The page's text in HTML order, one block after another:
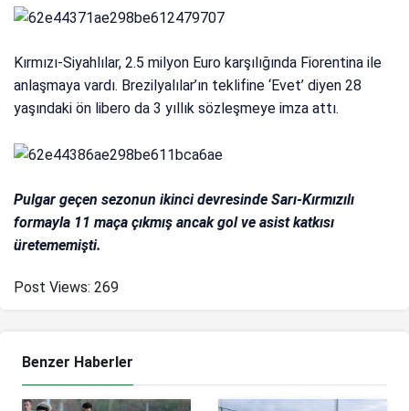
Kırmızı-Siyahlılar, 2.5 milyon Euro karşılığında Fiorentina ile
anlaşmaya vardı. Brezilyalılar’ın teklifine ‘Evet’ diyen 28
yaşındaki ön libero da 3 yıllık sözleşmeye imza attı.
Pulgar geçen sezonun ikinci devresinde Sarı-Kırmızılı
formayla 11 maça çıkmış ancak gol ve asist katkısı
üretememişti.
Post Views: 269
Benzer Haberler